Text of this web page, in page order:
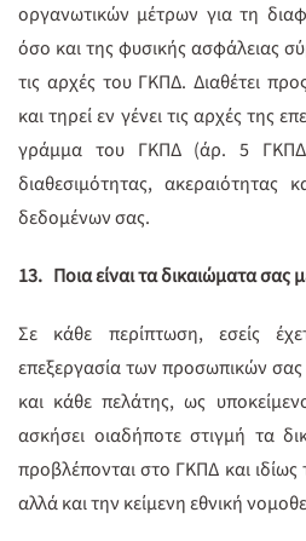
οργανωτικών μέτρων για τη
όσο και της φυσικής ασφάλειας
τις αρχές του ΓΚΠΔ. Διαθέτει
και τηρεί εν γένει τις αρχές της
γράμμα του ΓΚΠΔ (άρ. 5
διαθεσιμότητας, ακεραιότητας
δεδομένων σας.
13. Ποια είναι τα δικαιώματα
Σε κάθε περίπτωση, εσείς
επεξεργασία των προσωπικών
και κάθε πελάτης, ως
ασκήσει οιαδήποτε στιγμή τα
προβλέπονται στο ΓΚΠΔ και
αλλά και την κείμενη εθνική